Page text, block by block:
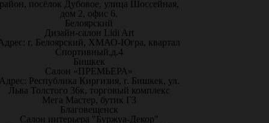
посёлок Дубовое, улица Шоссейная,
дом 2, офис 6.
Белоярский
Дизайн-салон Lidi Art
г. Белоярский, ХМАО-Югра, квартал
Спортивный,д.4
Бишкек
Салон «ПРЕМЬЕРА»
Республика Киргизия, г. Бишкек, ул.
Льва Толстого 36к, торговый комплекс
Мега Мастер, бутик Г3
Благовещенск
Салон интерьера "Буржуа-Декор"